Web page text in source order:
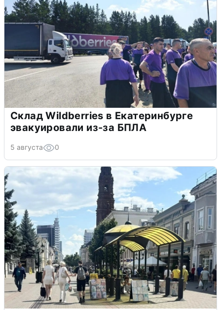
Склад Wildberries в Екатеринбурге
эвакуировали из-за БПЛА
5 августа 0